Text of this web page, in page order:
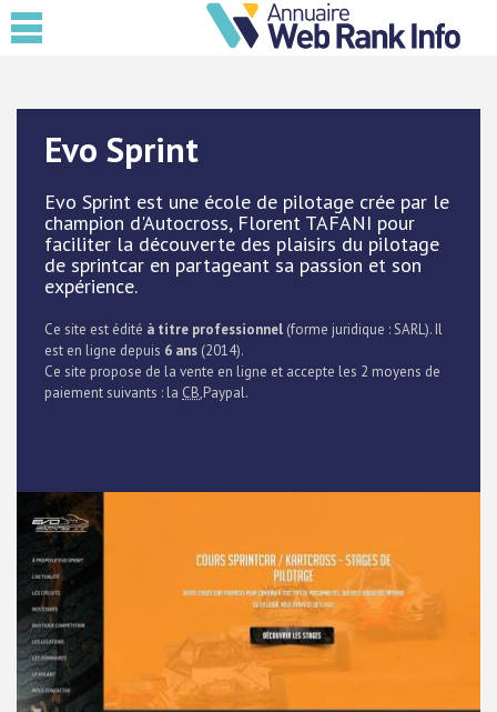
Evo Sprint
Evo Sprint est une école de pilotage crée par le
champion d'Autocross, Florent TAFANI pour
faciliter la découverte des plaisirs du pilotage
de sprintcar en partageant sa passion et son
expérience.
Ce site est édité à titre professionnel (forme juridique : SARL). Il
est en ligne depuis 6 ans (2014).
Ce site propose de la vente en ligne et accepte les 2 moyens de
paiement suivants : la CB,Paypal.